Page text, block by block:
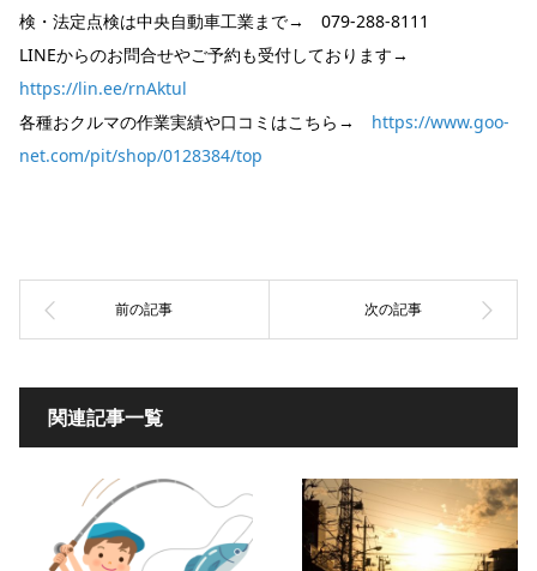
検・法定点検は中央自動車工業まで→ 079-288-8111
LINEからのお問合せやご予約も受付しております→
https://lin.ee/rnAktul
各種おクルマの作業実績や口コミはこちら→ https://www.goo-
net.com/pit/shop/0128384/top
関連記事一覧